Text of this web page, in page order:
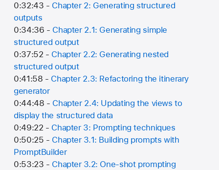
0:32:43 - Chapter 2: Generating structured
outputs
0:34:36 - Chapter 2.1: Generating simple
structured output
0:37:52 - Chapter 2.2: Generating nested
structured output
0:41:58 - Chapter 2.3: Refactoring the itinerary
generator
0:44:48 - Chapter 2.4: Updating the views to
display the structured data
0:49:22 - Chapter 3: Prompting techniques
0:50:25 - Chapter 3.1: Building prompts with
PromptBuilder
0:53:23 - Chapter 3.2: One-shot prompting